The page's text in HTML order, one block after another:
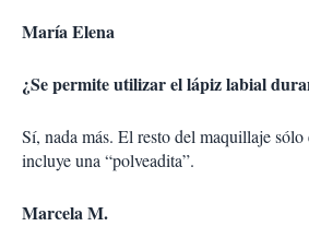
María Elena
¿Se permite utilizar el lápiz labial
Sí, nada más. El resto del maquillaje sólo
incluye una “polveadita”.
Marcela M.